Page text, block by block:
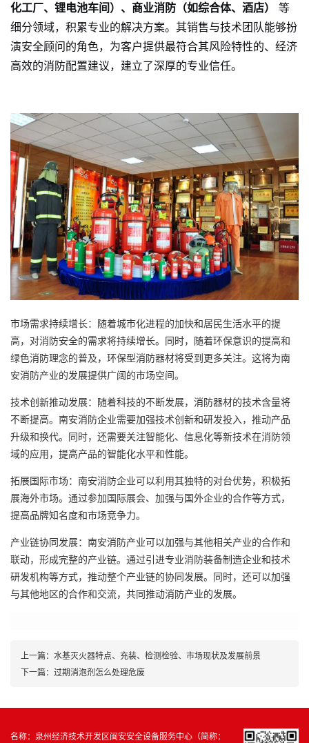
化工厂、锂电池车间）、商业消防（如综合体、酒店）
等
细分领域，积累专业的解决方案。其销售与技术团队能够扮
演安全顾问的角色，为客户提供最符合其风险特性的、经济
高效的消防配置建议，建立了深厚的专业信任。
市场需求持续增长：随着城市化进程的加快和居民生活水平的提
高，对消防安全的需求将持续增长。同时，随着环保意识的提高和
绿色消防理念的普及，环保型消防器材将受到更多关注。这将为南
安消防产业的发展提供广阔的市场空间。
技术创新推动发展：随着科技的不断发展，消防器材的技术含量将
不断提高。南安消防企业需要加强技术创新和研发投入，推动产品
升级和换代。同时，还需要关注智能化、信息化等新技术在消防领
域的应用，提高产品的智能化水平和性能。
拓展国际市场：南安消防企业可以利用其独特的对台优势，积极拓
展海外市场。通过参加国际展会、加强与国外企业的合作等方式，
提高品牌知名度和市场竞争力。
产业链协同发展：南安消防产业可以加强与其他相关产业的合作和
联动，形成完整的产业链。通过引进专业消防装备制造企业和技术
研发机构等方式，推动整个产业链的协同发展。同时，还可以加强
与其他地区的合作和交流，共同推动消防产业的发展。
上一篇： 水基灭火器特点、充装、检测检验、市场现状及发展前景
下一篇： 过期消泡剂怎么处理危废
名称：泉州经济技术开发区闽安安全设备服务中心（简称：